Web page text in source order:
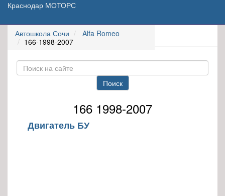
Краснодар МОТОРС
Автошкола Сочи
Alfa Romeo
166-1998-2007
Поиск
166 1998-2007
Двигатель БУ